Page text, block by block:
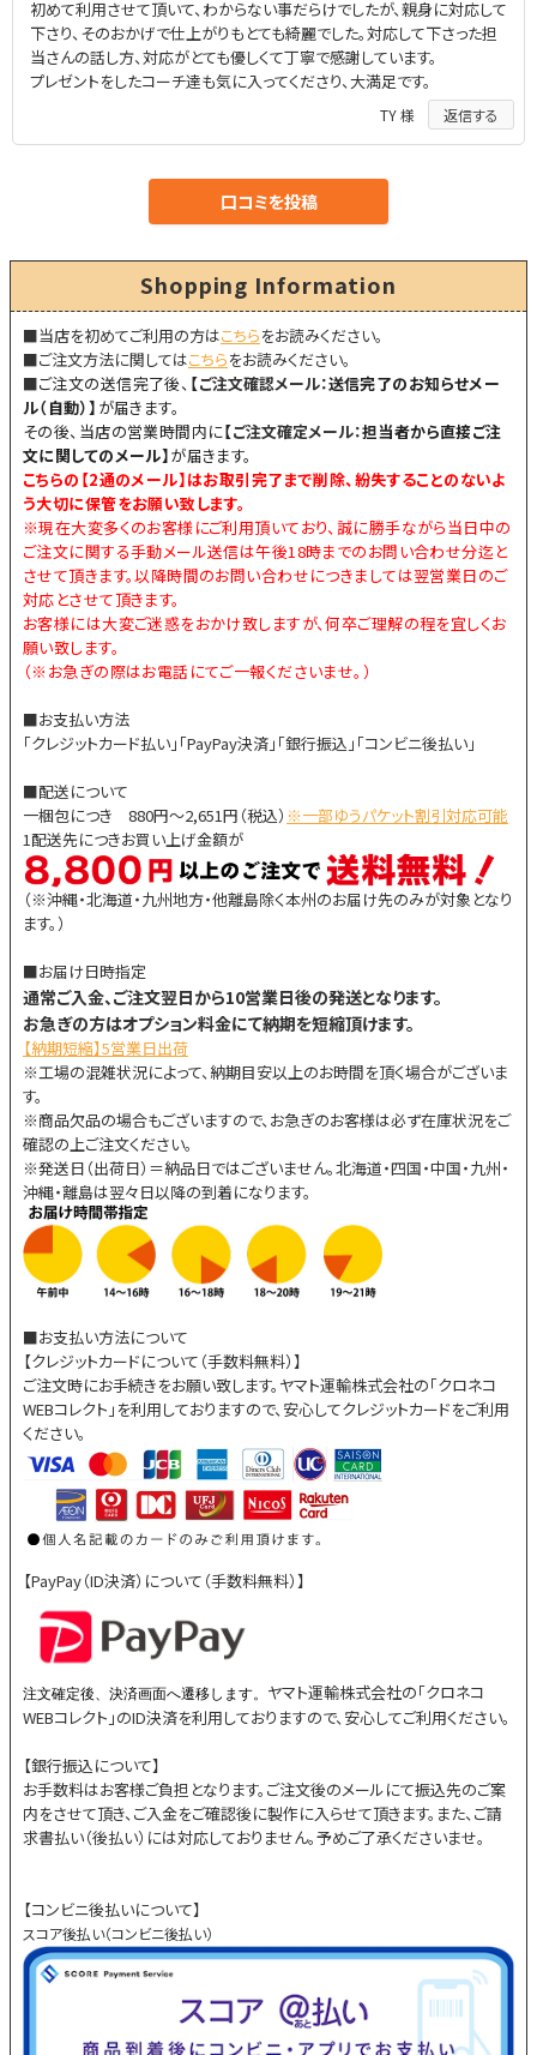
初めて利用させて頂いて、わからない事だらけでしたが、親身に対応して
下さり、そのおかげで仕上がりもとても綺麗でした。対応して下さった担
当さんの話し方、対応がとても優しくて丁寧で感謝しています。
プレゼントをしたコーチ達も気に入ってくださり、大満足です。
TY 様
Shopping Information
■当店を初めてご利用の方はこちらをお読みください。
■ご注文方法に関してはこちらをお読みください。
■ご注文の送信完了後、 【ご注文確認メール：送信完了のお知らせメー
ル（自動）】 が届きます。
その後、当店の営業時間内に【ご注文確定メール：担当者から直接ご注
文に関してのメール】が届きます。
こちらの【2通のメール】はお取引完了まで削除、紛失することのないよ
う大切に保管をお願い致します。
※現在大変多くのお客様にご利用頂いており、誠に勝手ながら当日中の
ご注文に関する手動メール送信は午後18時までのお問い合わせ分迄と
させて頂きます。以降時間のお問い合わせにつきましては翌営業日のご
対応とさせて頂きます。
お客様には大変ご迷惑をおかけ致しますが、何卒ご理解の程を宜しくお
願い致します。
（※お急ぎの際はお電話にてご一報くださいませ。）
■お支払い方法
「クレジットカード払い」「PayPay決済」「銀行振込」「コンビニ後払い」
■配送について
一梱包につき 880円～2,651円（税込） ※一部ゆうパケット割引対応可能
1配送先につきお買い上げ金額が
（※沖縄・北海道・九州地方・他離島除く本州のお届け先のみが対象となり
ます。）
■お届け日時指定
通常ご入金、ご注文翌日から10営業日後の発送となります。
お急ぎの方はオプション料金にて納期を短縮頂けます。
【納期短縮】5営業日出荷
※工場の混雑状況によって、納期目安以上のお時間を頂く場合がございま
す。
※商品欠品の場合もございますので、お急ぎのお客様は必ず在庫状況をご
確認の上ご注文ください。
※発送日（出荷日）＝納品日ではございません。北海道・四国・中国・九州・
沖縄・離島は翌々日以降の到着になります。
■お支払い方法について
【クレジットカードについて（手数料無料）】
ご注文時にお手続きをお願い致します。ヤマト運輸株式会社の「クロネコ
WEBコレクト」を利用しておりますので、安心してクレジットカードをご利用
ください。
【PayPay（ID決済）について（手数料無料）】
注文確定後、決済画面へ遷移します。 ヤマト運輸株式会社の「クロネコ
WEBコレクト」のID決済を利用しておりますので、安心してご利用ください。
【銀行振込について】
お手数料はお客様ご負担となります。ご注文後のメールにて振込先のご案
内をさせて頂き、ご入金をご確認後に製作に入らせて頂きます。また、ご請
求書払い（後払い）には対応しておりません。予めご了承くださいませ。
【コンビニ後払いについて】
スコア後払い（コンビニ後払い）